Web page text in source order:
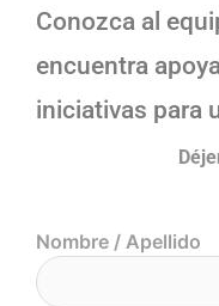
Conozca al
encuentra
iniciativas para
Nombre / Apellido